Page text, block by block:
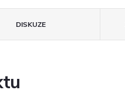
DISKUZE